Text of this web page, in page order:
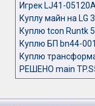
Игрек LJ41-
Куплу майн на LG
Куплю tcon Runtk
Куплю БП bn44-
Куплю
РЕШЕНО main